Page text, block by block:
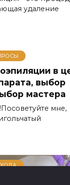
удаление
в
выбор
мастера
мне,